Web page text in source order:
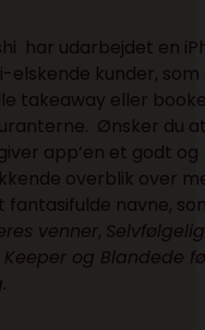
har udarbejdet en
elskende kunder,
takeaway eller
Ønsker du
app’en et godt og
overblik over
fantasifulde navne,
venner,
Keeper og Blandede